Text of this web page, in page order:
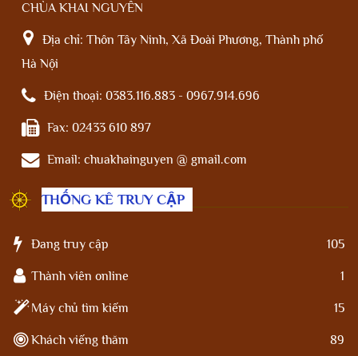
CHÙA KHAI NGUYÊN
Địa chỉ: Thôn Tây Ninh, Xã Đoài Phương, Thành phố
Hà Nội
Điện thoại: 0383.116.883 - 0967.914.696
Fax: 02433 610 897
Email: chuakhainguyen @ gmail.com
THỐNG KÊ TRUY CẬP
Đang truy cập 105
Thành viên online 1
Máy chủ tìm kiếm 15
Khách viếng thăm 89